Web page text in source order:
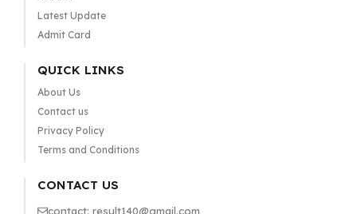
Latest Update
Admit Card
QUICK LINKS
About Us
Contact us
Privacy Policy
Terms and Conditions
CONTACT US
contact: result140@gmail.com